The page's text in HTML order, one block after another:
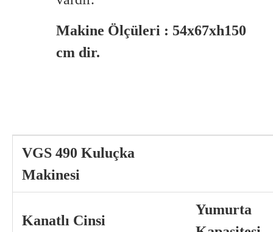
Makine Ölçüleri : 54x67xh150
cm dir.
VGS 490 Kuluçka
Makinesi
Kanatlı Cinsi
Yumurta